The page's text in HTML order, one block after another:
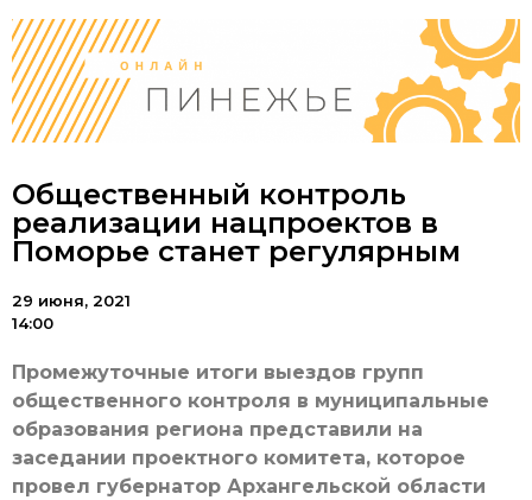
Общественный контроль
реализации нацпроектов в
Поморье станет регулярным
29 июня, 2021
14:00
Промежуточные итоги выездов групп
общественного контроля в муниципальные
образования региона представили на
заседании проектного комитета, которое
провел губернатор Архангельской области